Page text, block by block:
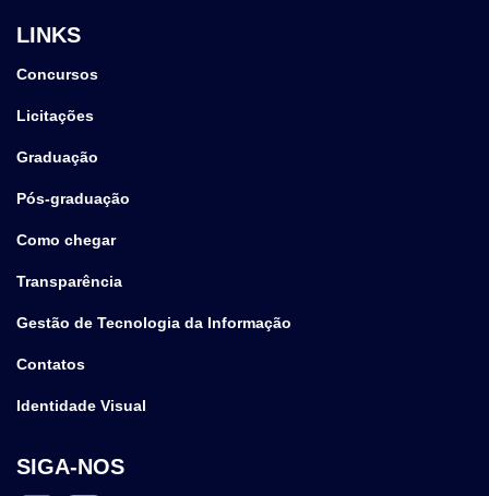
LINKS
Concursos
Licitações
Graduação
Pós-graduação
Como chegar
Transparência
Gestão de Tecnologia da Informação
Contatos
Identidade Visual
SIGA-NOS